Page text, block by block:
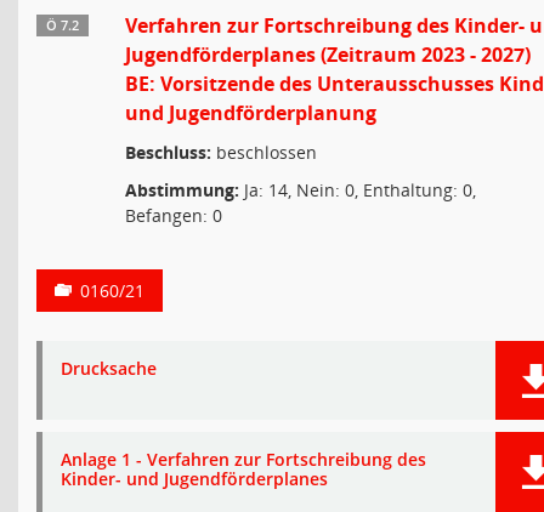
Ö 7.2
Verfahren zur Fortschreibung des Kinder-
Jugendförderplanes (Zeitraum 2023 - 2027)
BE: Vorsitzende des Unterausschusses
und Jugendförderplanung
Beschluss: beschlossen
Abstimmung: Ja: 14, Nein: 0, Enthaltung: 0,
Befangen: 0
0160/21
Drucksache
Anlage 1 - Verfahren zur Fortschreibung des
Kinder- und Jugendförderplanes